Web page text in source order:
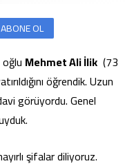
ABONE OL
Mehmet Ali İlik (73
öğrendik. Uzun
görüyordu. Genel
şifalar diliyoruz.